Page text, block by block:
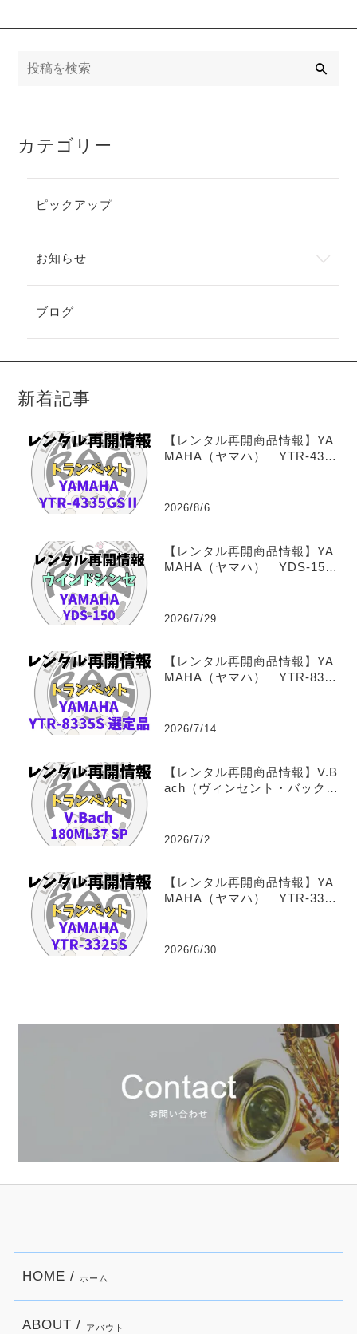
カテゴリー
ピックアップ
お知らせ
ブログ
新着記事
【レンタル再開商品情報】YA
MAHA（ヤマハ） YTR-4335
2026/8/6
【レンタル再開商品情報】YA
MAHA（ヤマハ） YDS-150
2026/7/29
【レンタル再開商品情報】YA
MAHA（ヤマハ） YTR-8335
2026/7/14
【レンタル再開商品情報】V.B
ach（ヴィンセント・バック）
2026/7/2
【レンタル再開商品情報】YA
MAHA（ヤマハ） YTR-3325
2026/6/30
HOME / ホーム
ABOUT / アバウト